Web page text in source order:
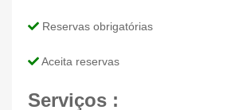
Reservas obrigatórias
Aceita reservas
Serviços :